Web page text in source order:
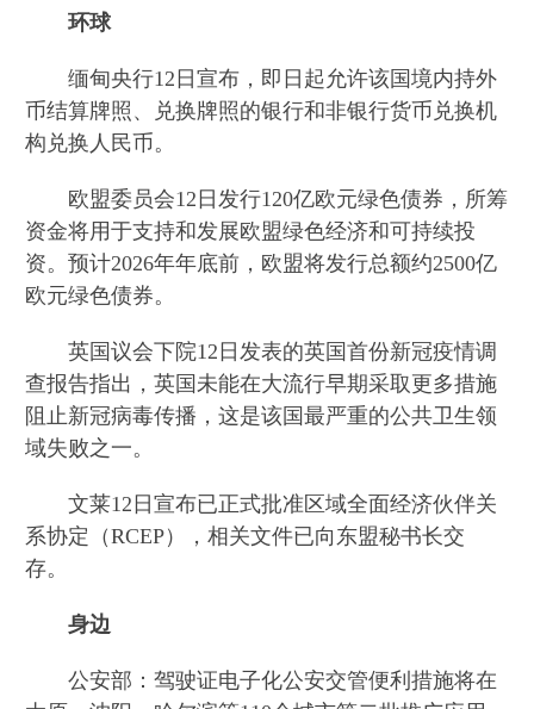
环球
缅甸央行12日宣布，即日起允许该国境内持外
币结算牌照、兑换牌照的银行和非银行货币兑换机
构兑换人民币。
欧盟委员会12日发行120亿欧元绿色债券，所筹
资金将用于支持和发展欧盟绿色经济和可持续投
资。预计2026年年底前，欧盟将发行总额约2500亿
欧元绿色债券。
英国议会下院12日发表的英国首份新冠疫情调
查报告指出，英国未能在大流行早期采取更多措施
阻止新冠病毒传播，这是该国最严重的公共卫生领
域失败之一。
文莱12日宣布已正式批准区域全面经济伙伴关
系协定（RCEP），相关文件已向东盟秘书长交
存。
身边
公安部：驾驶证电子化公安交管便利措施将在